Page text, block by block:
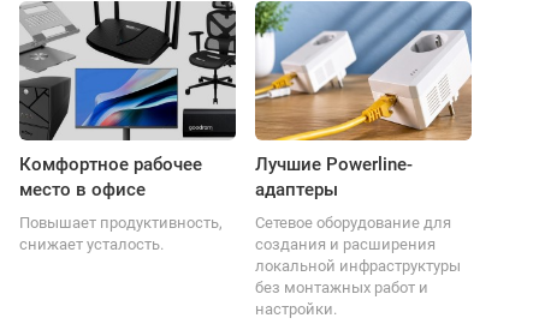
Комфортное рабочее
место в офисе
Повышает продуктивность,
снижает усталость.
Лучшие Powerline-
адаптеры
Сетевое оборудование для
создания и расширения
локальной инфраструктуры
без монтажных работ и
настройки.